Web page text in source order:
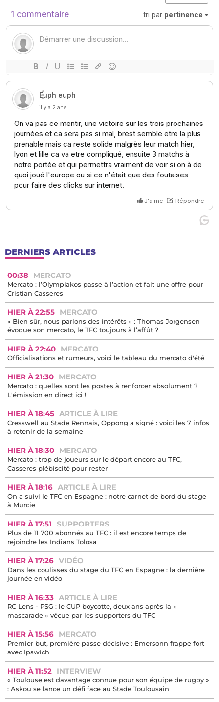
DERNIERS ARTICLES
00:38 MERCATO
Mercato : l’Olympiakos passe à l’action et fait une offre pour
Cristian Casseres
HIER À 22:55 MERCATO
« Bien sûr, nous parlons des intérêts » : Thomas Jorgensen
évoque son mercato, le TFC toujours à l’affût ?
HIER À 22:40 MERCATO
Officialisations et rumeurs, voici le tableau du mercato d'été
HIER À 21:30 MERCATO
Mercato : quelles sont les postes à renforcer absolument ?
L'émission en direct ici !
HIER À 18:45 ARTICLE À LIRE
Cresswell au Stade Rennais, Oppong a signé : voici les 7 infos
à retenir de la semaine
HIER À 18:30 MERCATO
Mercato : trop de joueurs sur le départ encore au TFC,
Casseres plébiscité pour rester
HIER À 18:16 ARTICLE À LIRE
On a suivi le TFC en Espagne : notre carnet de bord du stage
à Murcie
HIER À 17:51 SUPPORTERS
Plus de 11 700 abonnés au TFC : il est encore temps de
rejoindre les Indians Tolosa
HIER À 17:26 VIDÉO
Dans les coulisses du stage du TFC en Espagne : la dernière
journée en vidéo
HIER À 16:33 ARTICLE À LIRE
RC Lens - PSG : le CUP boycotte, deux ans après la «
mascarade » vécue par les supporters du TFC
HIER À 15:56 MERCATO
Premier but, première passe décisive : Emersonn frappe fort
avec Ipswich
HIER À 11:52 INTERVIEW
« Toulouse est davantage connue pour son équipe de rugby »
: Askou se lance un défi face au Stade Toulousain